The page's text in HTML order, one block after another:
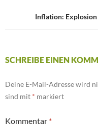
Inflation:
SCHREIBE EINEN
Deine E-Mail-Adresse wird
sind mit * markiert
Kommentar *